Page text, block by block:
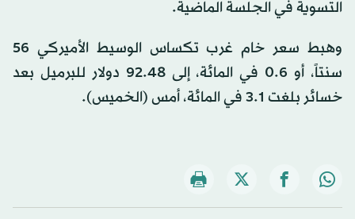
التسوية في الجلسة الماضية.
وهبط سعر خام غرب تكساس الوسيط الأميركي 56
سنتاً، أو 0.6 في المائة، إلى 92.48 دولار ​للبرميل بعد
خسائر بلغت 3.1 في المائة، أمس (الخميس).